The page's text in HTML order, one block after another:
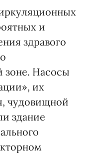
и
здравого
зоне. Насосы
их
чудовищной
здание